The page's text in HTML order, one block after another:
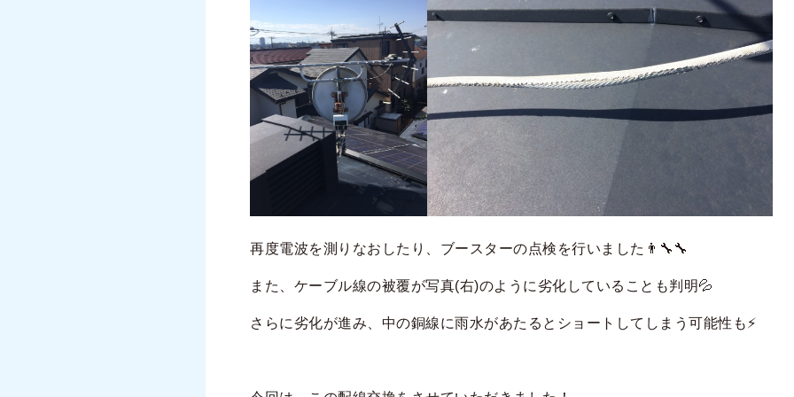
再度電波を測りなおしたり、ブースターの点検を行いました👨‍🔧🔧
また、ケーブル線の被覆が写真(右)のように劣化していることも判明💦
さらに劣化が進み、中の銅線に雨水があたるとショートしてしまう可能性も⚡